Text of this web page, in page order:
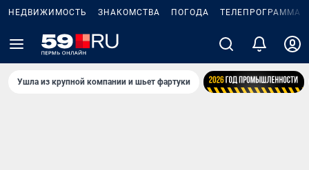
НЕДВИЖИМОСТЬ ЗНАКОМСТВА ПОГОДА ТЕЛЕПРОГРАММА
Ушла из крупной компании и шьет фартуки